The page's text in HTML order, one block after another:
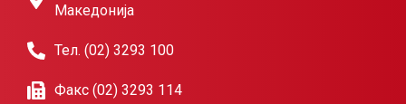
Македонија
Тел. (02) 3293 100
Факс (02) 3293 114